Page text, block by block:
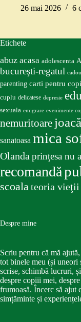
26 mai 2026
6
Etichete
abuz acasa adolescenta
bucureşti-regatul
parenting carti pentru
cuplu delicatese depresie
sexuala emigrare evenimente
nemuritoare joacă
sanatoasa mica
Olandaprinţesa nu
recomandă
scoalateoria vieţii
Despre mine
Scriu pentru că mă
tot binele meu (și uneori
scrise, schimbă lucruri,
despre copiii mei,
frumoasă. Încerc să ajut
simțăminte și